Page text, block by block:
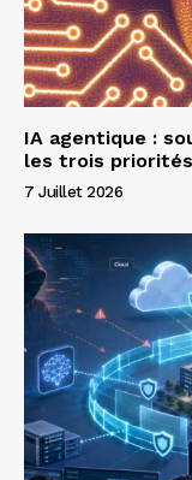
IA agentique :
les trois priorités
7 Juillet 2026